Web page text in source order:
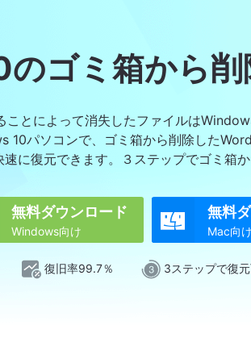
ゴミ箱から
とによって消失したファイルは
パソコンで、ゴミ箱から削除した
に復元できます。３ステップでゴミ箱
無料ダウンロード
Windows向け

無料
Mac向け
復旧率99.7％ 3ステップで復